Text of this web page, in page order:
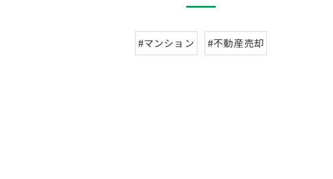
#マンション #不動産売却